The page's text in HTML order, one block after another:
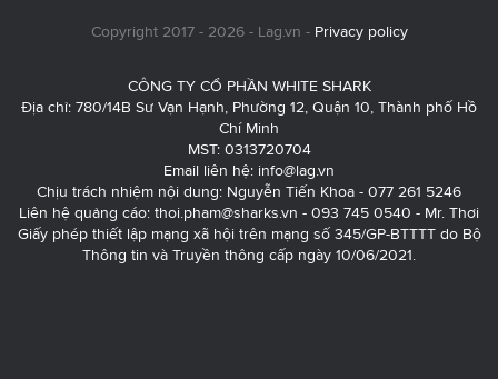
Copyright 2017 - 2026 - Lag.vn - Privacy policy
CÔNG TY CỔ PHẦN WHITE SHARK
Địa chỉ: 780/14B Sư Vạn Hạnh, Phường 12, Quận 10, Thành phố Hồ
Chí Minh
MST: 0313720704
Email liên hệ: info@lag.vn
Chịu trách nhiệm nội dung: Nguyễn Tiến Khoa - 077 261 5246
Liên hệ quảng cáo: thoi.pham@sharks.vn - 093 745 0540 - Mr. Thơi
Giấy phép thiết lập mạng xã hội trên mạng số 345/GP-BTTTT do Bộ
Thông tin và Truyền thông cấp ngày 10/06/2021.